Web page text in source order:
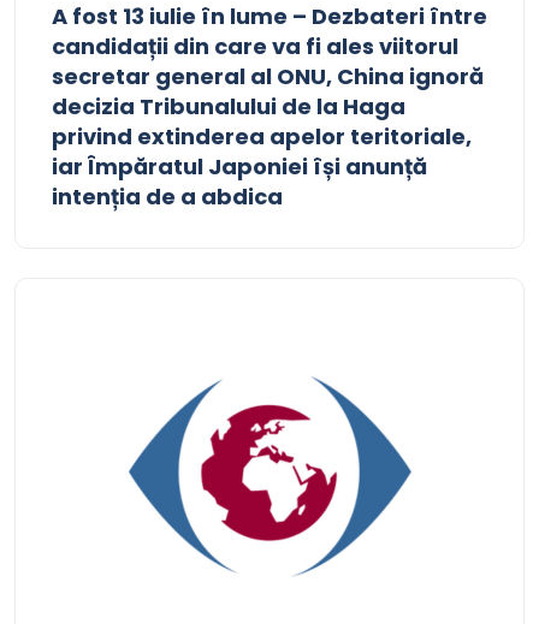
A fost 13 iulie în lume – Dezbateri între
candidații din care va fi ales viitorul
secretar general al ONU, China ignoră
decizia Tribunalului de la Haga
privind extinderea apelor teritoriale,
iar Împăratul Japoniei își anunță
intenția de a abdica